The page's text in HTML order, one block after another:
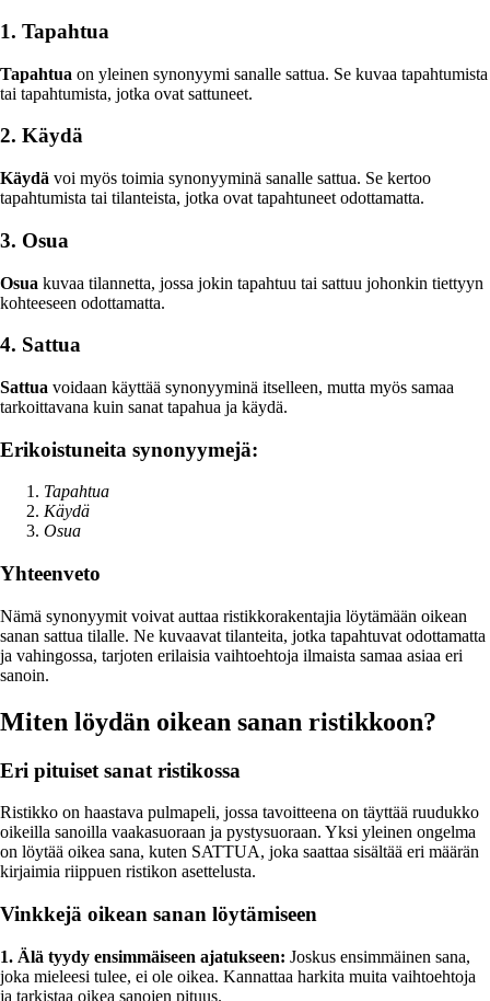
1. Tapahtua
Tapahtua on yleinen synonyymi sanalle sattua. Se kuvaa tapahtumista
tai tapahtumista, jotka ovat sattuneet.
2. Käydä
Käydä voi myös toimia synonyyminä sanalle sattua. Se kertoo
tapahtumista tai tilanteista, jotka ovat tapahtuneet odottamatta.
3. Osua
Osua kuvaa tilannetta, jossa jokin tapahtuu tai sattuu johonkin tiettyyn
kohteeseen odottamatta.
4. Sattua
Sattua voidaan käyttää synonyyminä itselleen, mutta myös samaa
tarkoittavana kuin sanat tapahua ja käydä.
Erikoistuneita synonyymejä:
Tapahtua
Käydä
Osua
Yhteenveto
Nämä synonyymit voivat auttaa ristikkorakentajia löytämään oikean
sanan sattua tilalle. Ne kuvaavat tilanteita, jotka tapahtuvat odottamatta
ja vahingossa, tarjoten erilaisia vaihtoehtoja ilmaista samaa asiaa eri
sanoin.
Miten löydän oikean sanan ristikkoon?
Eri pituiset sanat ristikossa
Ristikko on haastava pulmapeli, jossa tavoitteena on täyttää ruudukko
oikeilla sanoilla vaakasuoraan ja pystysuoraan. Yksi yleinen ongelma
on löytää oikea sana, kuten SATTUA, joka saattaa sisältää eri määrän
kirjaimia riippuen ristikon asettelusta.
Vinkkejä oikean sanan löytämiseen
1. Älä tyydy ensimmäiseen ajatukseen: Joskus ensimmäinen sana,
joka mieleesi tulee, ei ole oikea. Kannattaa harkita muita vaihtoehtoja
ja tarkistaa oikea sanojen pituus.